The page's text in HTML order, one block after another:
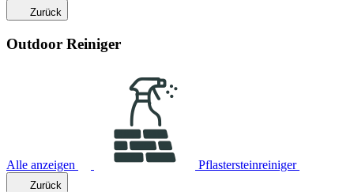
Zurück
Outdoor Reiniger
Alle anzeigen Pflastersteinreiniger
Zurück